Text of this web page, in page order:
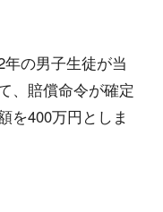
の男子生徒が当
、賠償命令が確定
を400万円としま